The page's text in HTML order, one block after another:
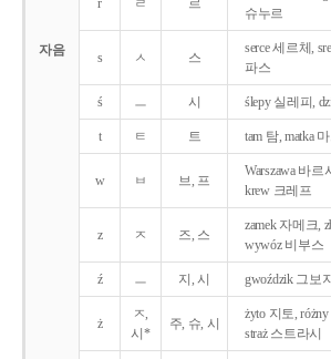
자음
r ㄹ 르
슈누르
s ㅅ 스
serce 세르체,
파스
ś ㅡ 시 ślepy 실레피,
t ㅌ 트 tam 탐, matka
w ㅂ 브, 프
Warszawa 바
krew 크레프
z ㅈ 즈, 스
zamek 자메크,
wywóz 비부스
ź ㅡ 지, 시 gwoździk 그보
ż
ㅈ,
시*
주, 슈, 시
żyto 지토,
straż 스트라시